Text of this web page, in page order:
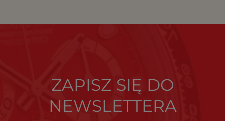
ZAPISZ SIĘ DO
NEWSLETTERA